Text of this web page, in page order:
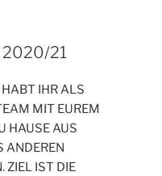
2020/21
IHR ALS
MIT EUREM
HAUSE AUS
ANDEREN
ZIEL IST DIE